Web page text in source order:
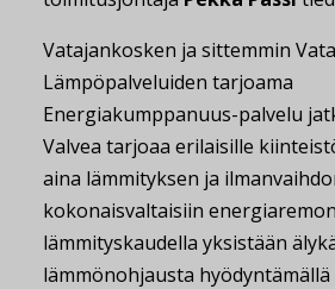
Vatajankosken ja sittemmin
Lämpöpalveluiden tarjoama
Energiakumppanuus-palvelu
Valvea tarjoaa erilaisille
aina lämmityksen ja
kokonaisvaltaisiin
lämmityskaudella yksistään
lämmönohjausta